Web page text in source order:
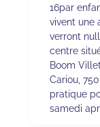
16par
vivent une
verront
centre
Boom
Cariou,
pratique
samedi